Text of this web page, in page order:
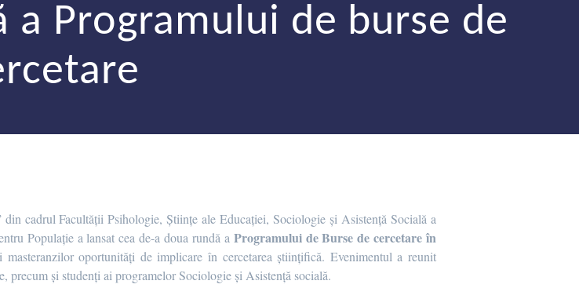
a Programului de burse de
cadrul Facultății Psihologie, Științe ale Educației, Sociologie și Asistență Socială a
Populație a lansat cea de-a doua rundă a Programului de Burse de cercetare în
oportunități de implicare în cercetarea științifică. Evenimentul a reunit
și studenți ai programelor Sociologie și Asistență socială.